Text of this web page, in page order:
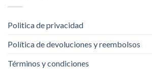
Politica de privacidad
Política de devoluciones y reembolsos
Términos y condiciones